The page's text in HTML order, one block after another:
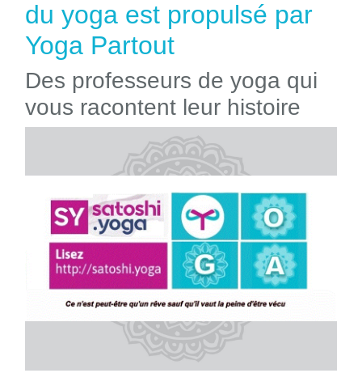
du yoga est propulsé par
Yoga Partout
Des professeurs de yoga qui
vous racontent leur histoire